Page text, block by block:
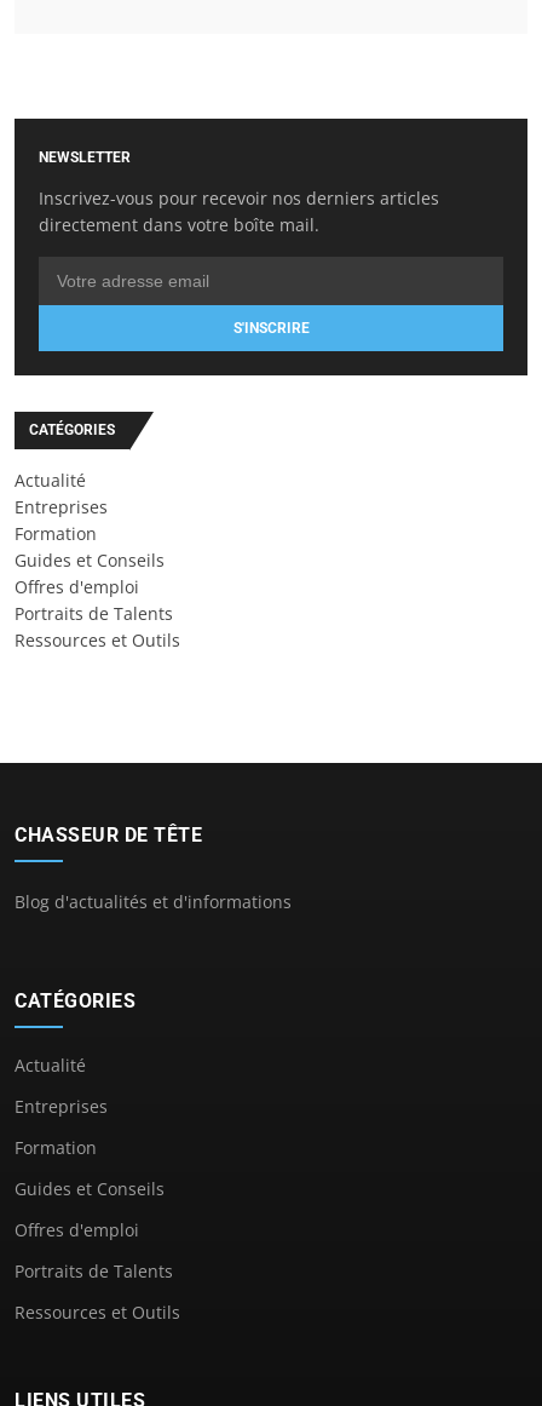
NEWSLETTER
Inscrivez-vous pour recevoir nos derniers articles
directement dans votre boîte mail.
S'INSCRIRE
CATÉGORIES
Actualité
Entreprises
Formation
Guides et Conseils
Offres d'emploi
Portraits de Talents
Ressources et Outils
CHASSEUR DE TÊTE
Blog d'actualités et d'informations
CATÉGORIES
Actualité
Entreprises
Formation
Guides et Conseils
Offres d'emploi
Portraits de Talents
Ressources et Outils
LIENS UTILES